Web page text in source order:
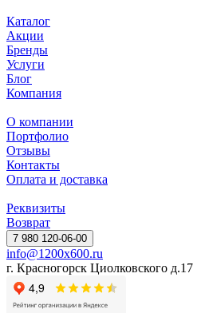
Каталог
Акции
Бренды
Услуги
Блог
Компания
О компании
Портфолио
Отзывы
Контакты
Оплата и доставка
Реквизиты
Возврат
7 980 120-06-00
info@1200x600.ru
г. Красногорск Циолковского д.17